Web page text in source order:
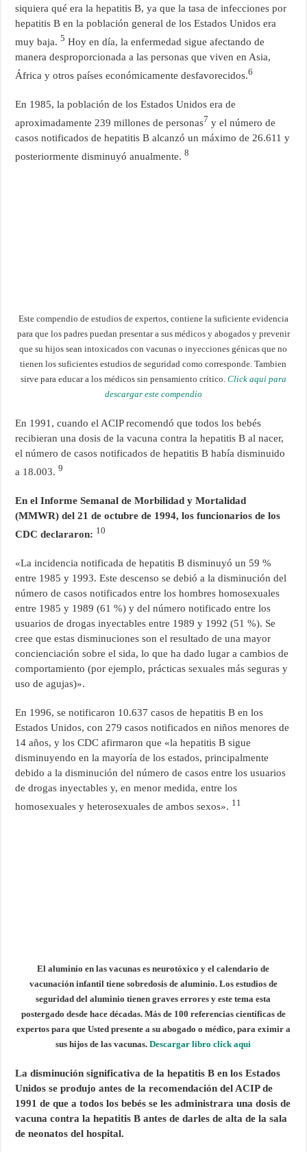
siquiera qué era la hepatitis B, ya que la tasa de infecciones por
hepatitis B en la población general de los Estados Unidos era
muy baja.5 Hoy en día, la enfermedad sigue afectando de
manera desproporcionada a las personas que viven en Asia,
África y otros países económicamente desfavorecidos.6
En 1985, la población de los Estados Unidos era de
aproximadamente 239 millones de personas7 y el número de
casos notificados de hepatitis B alcanzó un máximo de 26.611 y
posteriormente disminuyó anualmente.8
Este compendio de estudios de expertos, contiene la suficiente evidencia
para que los padres puedan presentar a sus médicos y abogados y prevenir
que su hijos sean intoxicados con vacunas o inyecciones génicas que no
tienen los suficientes estudios de seguridad como corresponde. Tambien
sirve para educar a los médicos sin pensamiento crítico. Click aqui para
descargar este compendio
En 1991, cuando el ACIP recomendó que todos los bebés
recibieran una dosis de la vacuna contra la hepatitis B al nacer,
el número de casos notificados de hepatitis B había disminuido
a 18.003.9
En el Informe Semanal de Morbilidad y Mortalidad
(MMWR) del 21 de octubre de 1994, los funcionarios de los
CDC declararon: 10
«La incidencia notificada de hepatitis B disminuyó un 59 %
entre 1985 y 1993. Este descenso se debió a la disminución del
número de casos notificados entre los hombres homosexuales
entre 1985 y 1989 (61 %) y del número notificado entre los
usuarios de drogas inyectables entre 1989 y 1992 (51 %). Se
cree que estas disminuciones son el resultado de una mayor
concienciación sobre el sida, lo que ha dado lugar a cambios de
comportamiento (por ejemplo, prácticas sexuales más seguras y
uso de agujas)».
En 1996, se notificaron 10.637 casos de hepatitis B en los
Estados Unidos, con 279 casos notificados en niños menores de
14 años, y los CDC afirmaron que «la hepatitis B sigue
disminuyendo en la mayoría de los estados, principalmente
debido a la disminución del número de casos entre los usuarios
de drogas inyectables y, en menor medida, entre los
homosexuales y heterosexuales de ambos sexos». 11
El aluminio en las vacunas es neurotóxico y el calendario de
vacunación infantil tiene sobredosis de aluminio. Los estudios de
seguridad del aluminio tienen graves errores y este tema esta
postergado desde hace décadas. Más de 100 referencias científicas de
expertos para que Usted presente a su abogado o médico, para eximir a
sus hijos de las vacunas.Descargar libro click aqui
La disminución significativa de la hepatitis B en los Estados
Unidos se produjo antes de la recomendación del ACIP de
1991 de que a todos los bebés se les administrara una dosis de
vacuna contra la hepatitis B antes de darles de alta de la sala
de neonatos del hospital.